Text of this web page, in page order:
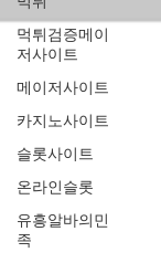
먹튀검증메이
저사이트
메이저사이트
카지노사이트
슬롯사이트
온라인슬롯
유흥알바의민
족